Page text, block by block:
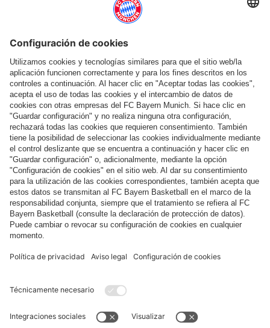
Más categorías
Síguenos
Pago y entrega
FC Bayern Store App